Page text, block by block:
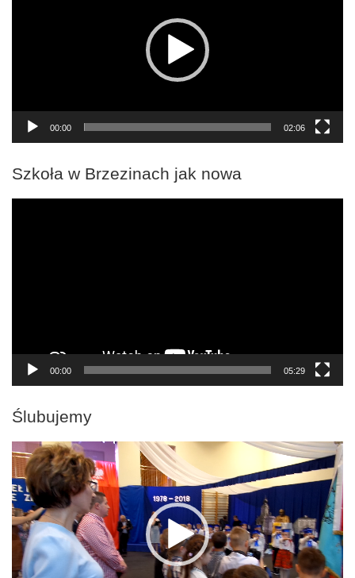
00:00 02:06
Szkoła w Brzezinach jak nowa
00:00 05:29
Ślubujemy
Odtwarzacz
video